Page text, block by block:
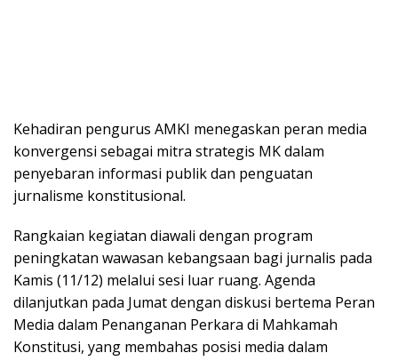
Kehadiran pengurus AMKI menegaskan peran media
konvergensi sebagai mitra strategis MK dalam
penyebaran informasi publik dan penguatan
jurnalisme konstitusional.
Rangkaian kegiatan diawali dengan program
peningkatan wawasan kebangsaan bagi jurnalis pada
Kamis (11/12) melalui sesi luar ruang. Agenda
dilanjutkan pada Jumat dengan diskusi bertema Peran
Media dalam Penanganan Perkara di Mahkamah
Konstitusi, yang membahas posisi media dalam